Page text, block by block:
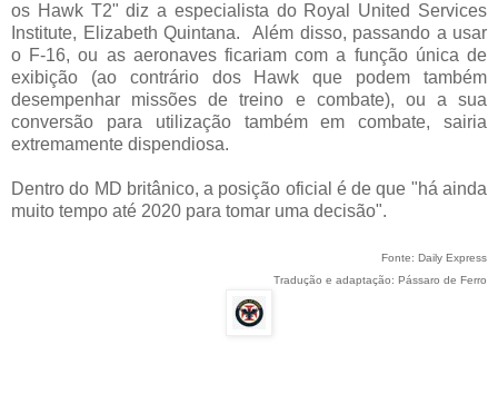
os Hawk T2" diz a especialista do Royal United Services
Institute, Elizabeth Quintana. Além disso, passando a usar
o F-16, ou as aeronaves ficariam com a função única de
exibição (ao contrário dos Hawk que podem também
desempenhar missões de treino e combate), ou a sua
conversão para utilização também em combate, sairia
extremamente dispendiosa.
Dentro do MD britânico, a posição oficial é de que "há ainda
muito tempo até 2020 para tomar uma decisão".
Fonte: Daily Express
Tradução e adaptação: Pássaro de Ferro